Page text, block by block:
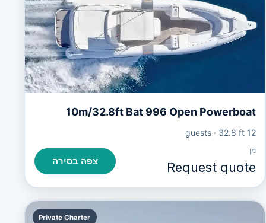
10m/32.8ft Bat 996 Open Powerboat
12 guests
· 32.8 ft
מִן
Request quote צפה בסירה
Private Charter